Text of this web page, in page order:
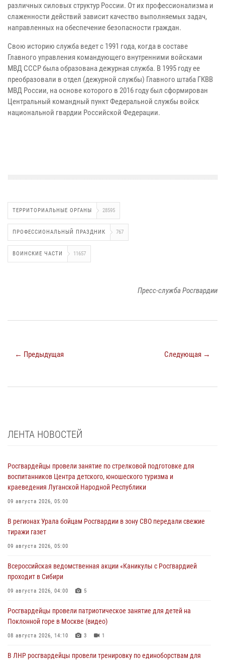
различных силовых структур России. От их профессионализма и
слаженности действий зависит качество выполняемых задач,
направленных на обеспечение безопасности граждан.
Свою историю служба ведет с 1991 года, когда в составе
Главного управления командующего внутренними войсками
МВД СССР была образована дежурная служба. В 1995 году ее
преобразовали в отдел (дежурной службы) Главного штаба ГКВВ
МВД России, на основе которого в 2016 году был сформирован
Центральный командный пункт Федеральной службы войск
национальной гвардии Российской Федерации.
ТЕРРИТОРИАЛЬНЫЕ ОРГАНЫ 28595
ПРОФЕССИОНАЛЬНЫЙ ПРАЗДНИК 767
ВОИНСКИЕ ЧАСТИ 11657
Пресс-служба Росгвардии
← Предыдущая Следующая →
ЛЕНТА НОВОСТЕЙ
Росгвардейцы провели занятие по стрелковой подготовке для
воспитанников Центра детского, юношеского туризма и
краеведения Луганской Народной Республики
09 августа 2026, 05:00
В регионах Урала бойцам Росгвардии в зону СВО передали свежие
тиражи газет
09 августа 2026, 05:00
Всероссийская ведомственная акции «Каникулы с Росгвардией
проходит в Сибири
09 августа 2026, 04:00 5
Росгвардейцы провели патриотическое занятие для детей на
Поклонной горе в Москве (видео)
08 августа 2026, 14:10 3 1
В ЛНР росгвардейцы провели тренировку по единоборствам для